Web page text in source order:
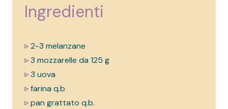
Ingredienti
▹2-3 melanzane
▹3 mozzarelle da 125 g
▹3 uova
▹farina q.b
▹pan grattato q.b.